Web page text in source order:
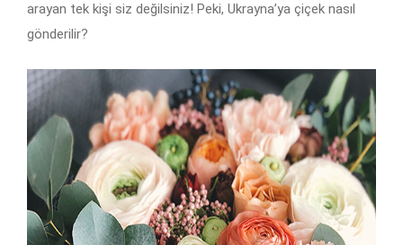
arayan tek kişi siz değilsiniz! Peki, Ukrayna’ya çiçek nasıl
gönderilir?